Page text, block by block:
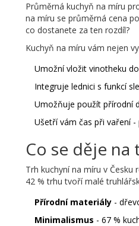
Průměrná kuchyň na míru
na míru se průměrná cena
co dostanete za ten rozdíl?
Kuchyň na míru vám nejen
Umožní vložit vinotheku
Integruje lednici s funkcí
Umožňuje použít přírodní
Ušetří vám čas při vaření
Co se děje na
Trh kuchyní na míru v Česku
42 % trhu tvoří malé
Přírodní materiály -
Minimalismus - 67 %